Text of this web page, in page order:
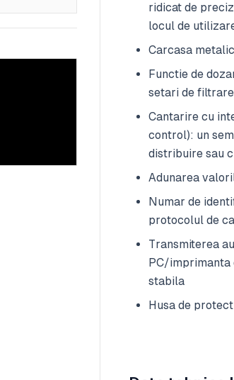
ridicat de
locul de
Carcasa
Functie de
setari de
Cantarire cu
control): un
distribuire sau
Adunarea
Numar de
protocolul de
Transmiterea
PC/imprimanta
stabila
Husa de